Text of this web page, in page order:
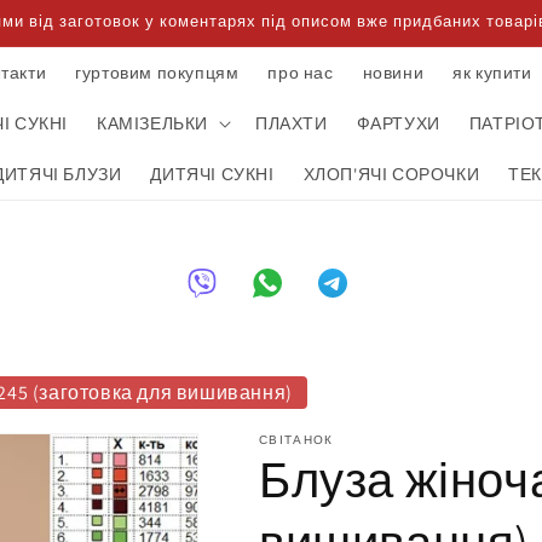
заготовок у коментарях під описом вже придбаних
гуртовим покупцям про нас новини як купити
СУКНІ КАМІЗЕЛЬКИ ПЛАХТИ ФАРТУХИ
БЛУЗИ ДИТЯЧІ СУКНІ ХЛОП'ЯЧІ СОРОЧКИ
(заготовка для вишивання)
СВІТАНОК
Блуза